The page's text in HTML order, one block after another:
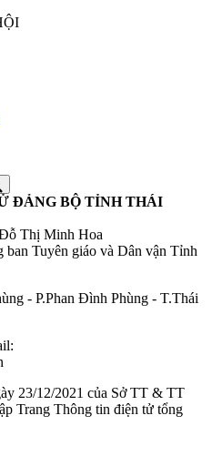
ĐẢNG BỘ TỈNH THÁI
Thị Minh Hoa
Tuyên giáo và Dân vận Tỉnh
- P.Phan Đình Phùng - T.Thái
23/12/2021 của Sở TT & TT
Trang Thông tin điện tử tổng